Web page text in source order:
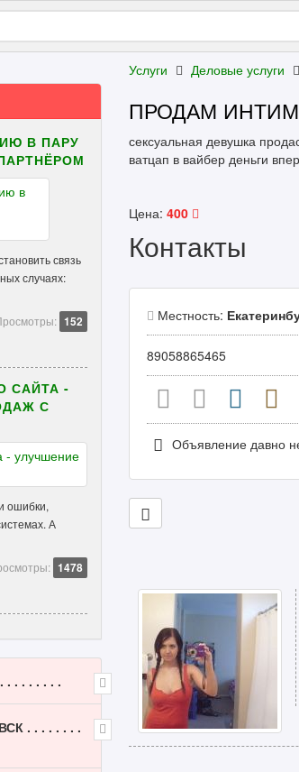
Услуги Деловые услуги
ПРОДАМ
сексуальная девушка
ватцап в вайбер деньги
Цена: 400
Контакты
Местность:
89058865465
Объявление давно
В ПАРУ
связь
случаях:
152
САЙТА -
С
ошибки,
А
1478
. . . . . . .
. . . . . . . .